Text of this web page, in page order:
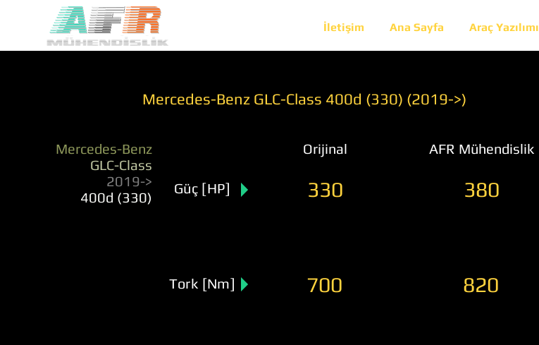
İletişim Ana Sayfa Araç Yazılımı
Mercedes-Benz GLC-Class 400d (330) (2019->)
Mercedes-Benz
GLC-Class
2019->
400d (330)
Orijinal AFR Mühendislik
Güç [HP] 330 380
Tork [Nm] 700 820